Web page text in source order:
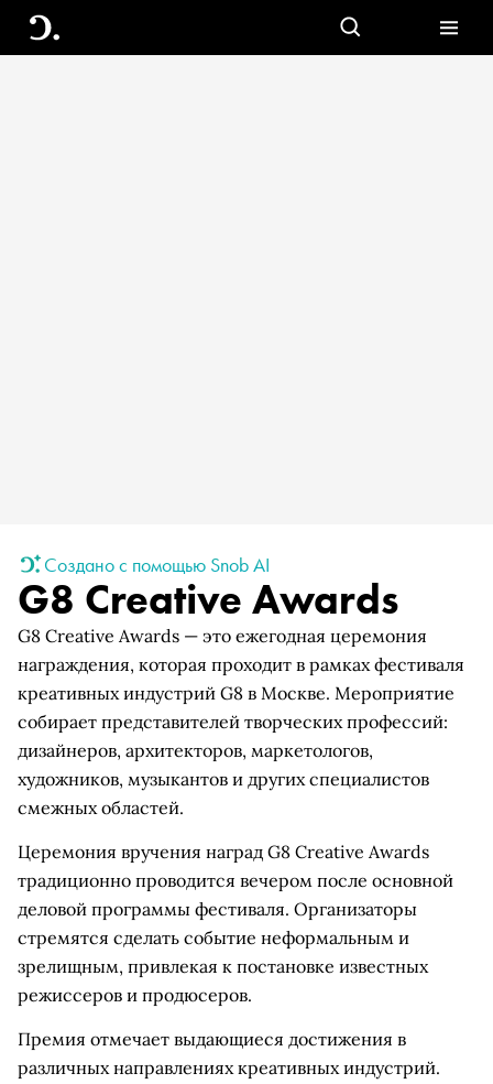
Создано с помощью Snob AI
G8 Creative Awards
G8 Creative Awards — это ежегодная церемония
награждения, которая проходит в рамках фестиваля
креативных индустрий G8 в Москве. Мероприятие
собирает представителей творческих профессий:
дизайнеров, архитекторов, маркетологов,
художников, музыкантов и других специалистов
смежных областей.
Церемония вручения наград G8 Creative Awards
традиционно проводится вечером после основной
деловой программы фестиваля. Организаторы
стремятся сделать событие неформальным и
зрелищным, привлекая к постановке известных
режиссеров и продюсеров.
Премия отмечает выдающиеся достижения в
различных направлениях креативных индустрий.